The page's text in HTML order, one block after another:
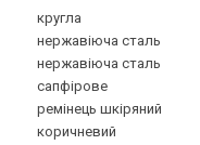
кругла
нержавіюча сталь
нержавіюча сталь
сапфірове
ремінець шкіряний
коричневий